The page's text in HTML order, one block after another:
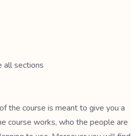
all sections
the course is meant to give you a
course works, who the people are